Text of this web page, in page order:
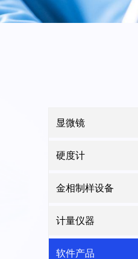
显微镜
硬度计
金相制样设备
计量仪器
软件产品